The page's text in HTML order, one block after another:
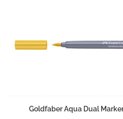
Goldfaber Aqua Dual